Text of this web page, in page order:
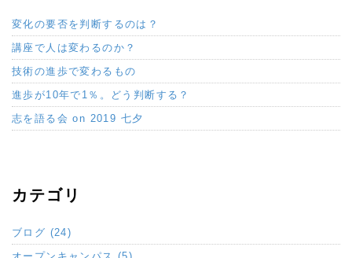
変化の要否を判断するのは？
講座で人は変わるのか？
技術の進歩で変わるもの
進歩が10年で1％。どう判断する？
志を語る会 on 2019 七夕
カテゴリ
ブログ (24)